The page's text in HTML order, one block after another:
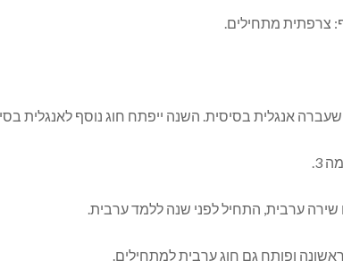
צרפתית מתחילים.
אנגלית בסיסית. השנה ייפתח חוג נוסף לאנגלית
3.
שירה ערבית, התחיל לפני שנה ללמד ערבית.
ופותח גם חוג ערבית למתחילים.